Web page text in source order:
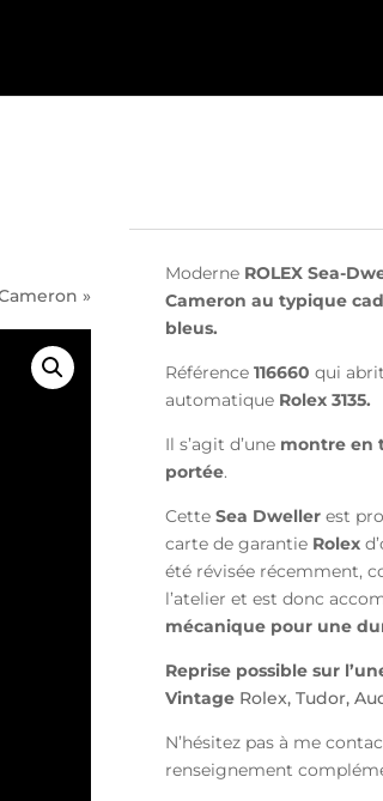
»
Moderne ROLEX Sea-
Cameron au typique
bleus.
Référence 116660 qui
automatique Rolex 3135.
Il s’agit d’une montre en
portée.
Cette Sea Dwellerest
carte de garantie Rolex
été révisée récemment,
l’atelier et est donc
mécanique pour une
Reprise possible sur
VintageRolex, Tudor,
N’hésitez pas à me
renseignement